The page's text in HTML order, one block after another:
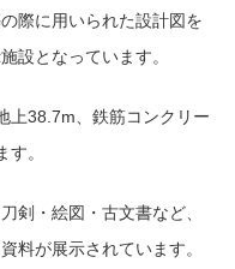
際に用いられた設計図を
設となっています。
上38.7m、鉄筋コンクリー
。
剣・絵図・古文書など、
料が展示されています。